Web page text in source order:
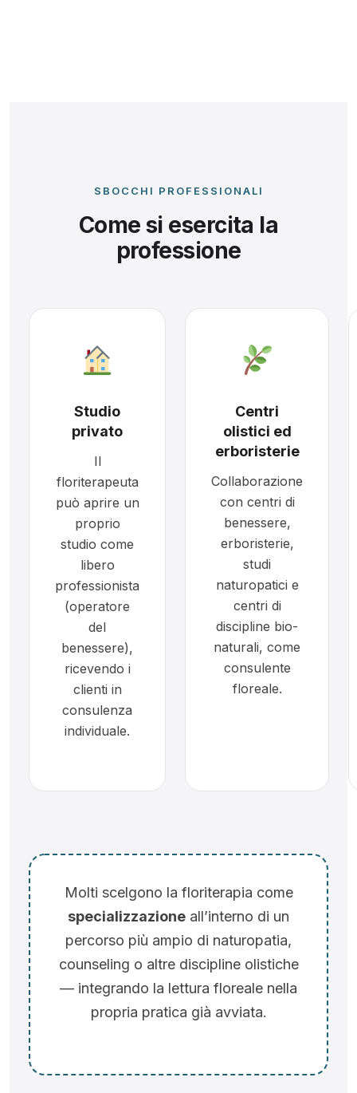
SBOCCHI PROFESSIONALI
Come si esercita la
professione
Studio
privato
Il
floriterapeuta
può aprire un
proprio
studio come
libero
professionista
(operatore
del
benessere),
ricevendo i
clienti in
consulenza
individuale.
Centri
olistici ed
erboristerie
Collaborazione
con centri di
benessere,
erboristerie,
studi
naturopatici e
centri di
discipline bio-
naturali, come
consulente
floreale.
Molti scelgono la floriterapia come
specializzazione all’interno di un
percorso più ampio di naturopatia,
counseling o altre discipline olistiche
— integrando la lettura floreale nella
propria pratica già avviata.